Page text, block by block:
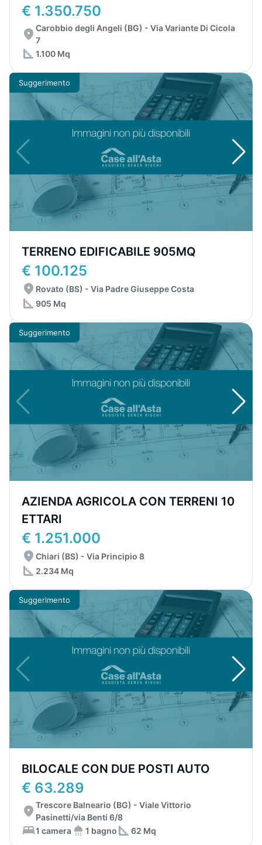
€ 1.350.750
Carobbio degli Angeli (BG) - Via Variante Di Cicola
7
1.100 Mq
Suggerimento
TERRENO EDIFICABILE 905MQ
€ 100.125
Rovato (BS) - Via Padre Giuseppe Costa
905 Mq
Suggerimento
AZIENDA AGRICOLA CON TERRENI 10
ETTARI
€ 1.251.000
Chiari (BS) - Via Principio 8
2.234 Mq
Suggerimento
BILOCALE CON DUE POSTI AUTO
€ 63.289
Trescore Balneario (BG) - Viale Vittorio
Pasinetti/via Benti 6/8
1 camera
1 bagno 62 Mq